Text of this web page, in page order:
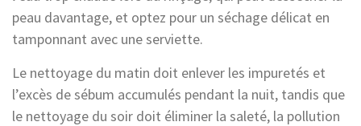
peau davantage, et optez pour un séchage délicat en
tamponnant avec une serviette.
Le nettoyage du matin doit enlever les impuretés et
l’excès de sébum accumulés pendant la nuit, tandis que
le nettoyage du soir doit éliminer la saleté, la pollution